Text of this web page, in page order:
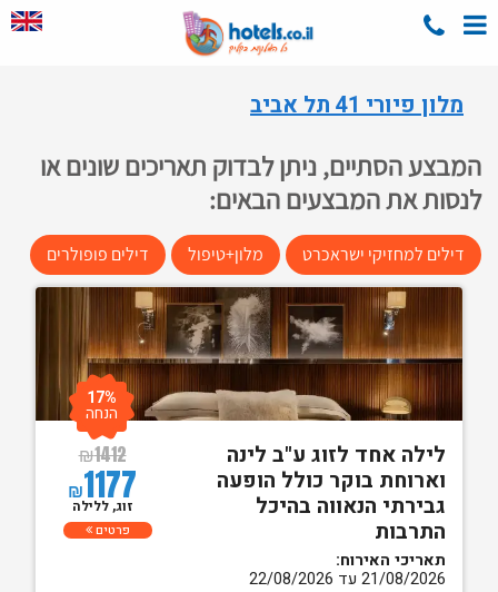
מלון פיורי 41 תל אביב
המבצע הסתיים, ניתן לבדוק תאריכים שונים או
לנסות את המבצעים הבאים:
דילים למחזיקי ישראכרט מלון+טיפול דילים פופולרים
לילה אחד לזוג ע"ב לינה
וארוחת בוקר כולל הופעה
גבירתי הנאווה בהיכל
התרבות
תאריכי האירוח:
21/08/2026 עד 22/08/2026
₪1412
₪1177
17%
הנחה
זוג, ללילה
פרטים